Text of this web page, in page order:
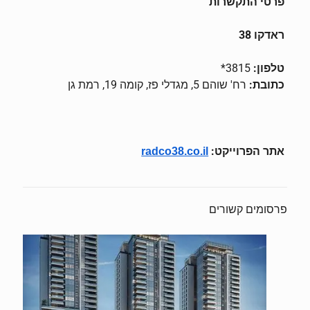
ראדקו 38
טלפון: 3815*
כתובת: רח' שוהם 5, מגדלי פז, קומה 19, רמת גן
אתר הפרוייקט: radco38.co.il
פרסומים קשורים